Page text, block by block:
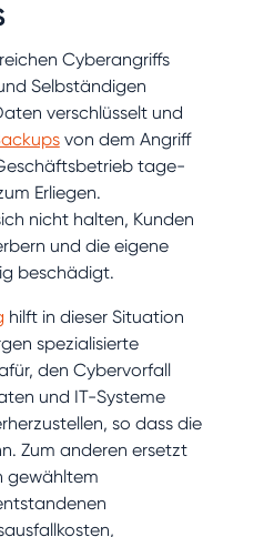
Cyberangriffs
Selbständigen
verschlüsselt und
von dem Angriff
tage-
Erliegen.
nicht halten, Kunden
und die eigene
beschädigt.
hilft in dieser Situation
spezialisierte
den Cybervorfall
und IT-Systeme
so dass die
Zum anderen ersetzt
gewähltem